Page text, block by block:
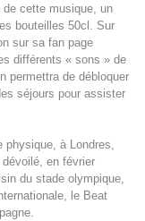
de cette musique, un
bouteilles 50cl. Sur
sur sa fan page
différents « sons » de
permettra de débloquer
séjours pour assister
physique, à Londres,
en février
du stade olympique,
le Beat